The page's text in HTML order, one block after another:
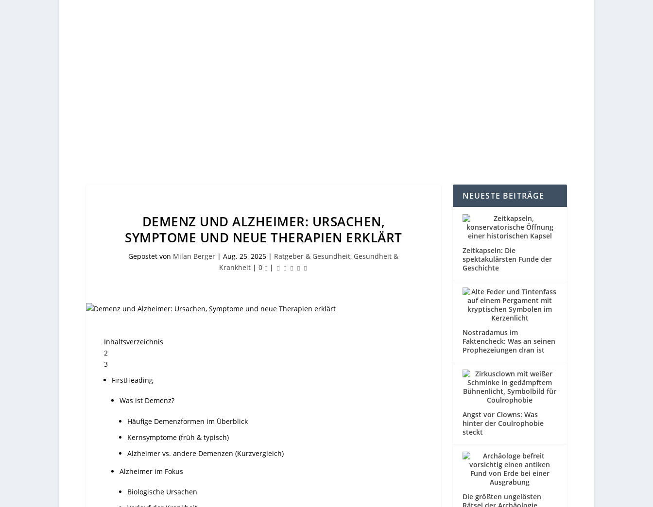
DEMENZ UND ALZHEIMER: URSACHEN,
SYMPTOME UND NEUE THERAPIEN ERKLÄRT
Gepostet von Milan Berger |Aug. 25, 2025 | Ratgeber & Gesundheit, Gesundheit &
Krankheit |0 |
Inhaltsverzeichnis
2
3
FirstHeading
Was ist Demenz?
Häufige Demenzformen im Überblick
Kernsymptome (früh & typisch)
Alzheimer vs. andere Demenzen (Kurzvergleich)
Alzheimer im Fokus
Biologische Ursachen
NEUESTE BEITRÄGE
Zeitkapseln: Die
spektakulärsten Funde der
Geschichte
Nostradamus im
Faktencheck: Was an seinen
Prophezeiungen dran ist
Angst vor Clowns: Was
hinter der Coulrophobie
steckt
Die größten ungelösten